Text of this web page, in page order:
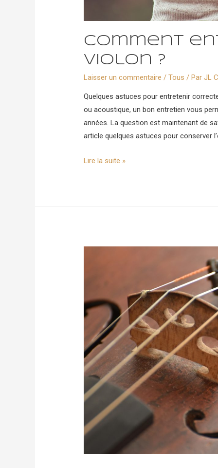
Comment
violon ?
Laisser un commentaire /Tous / ParJL
Quelques astuces pour entretenir
ou acoustique, un bon entretien vous
années. La question est maintenant de
article quelques astuces pour conserver
Comment
Lire la suite »